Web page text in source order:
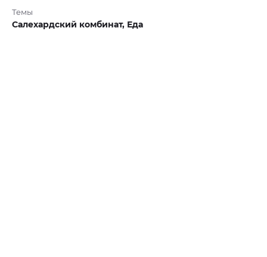
Темы
Салехардский комбинат, Еда